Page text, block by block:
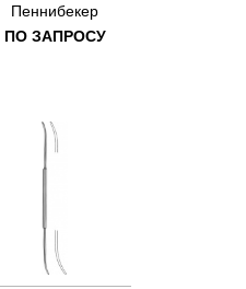
Пеннибекер
ПО ЗАПРОСУ